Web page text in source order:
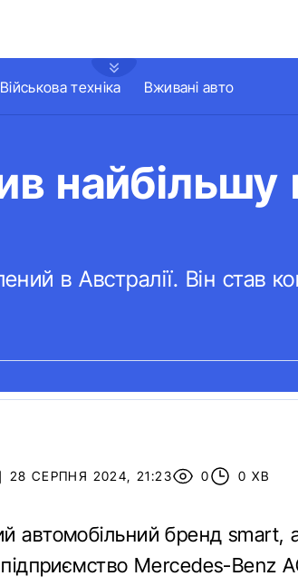
Військова техніка Вживані авто
в Австралії. Він став
28 СЕРПНЯ 2024, 21:23 0 0 ХВ
автомобільний бренд smart,
Mercedes-Benz